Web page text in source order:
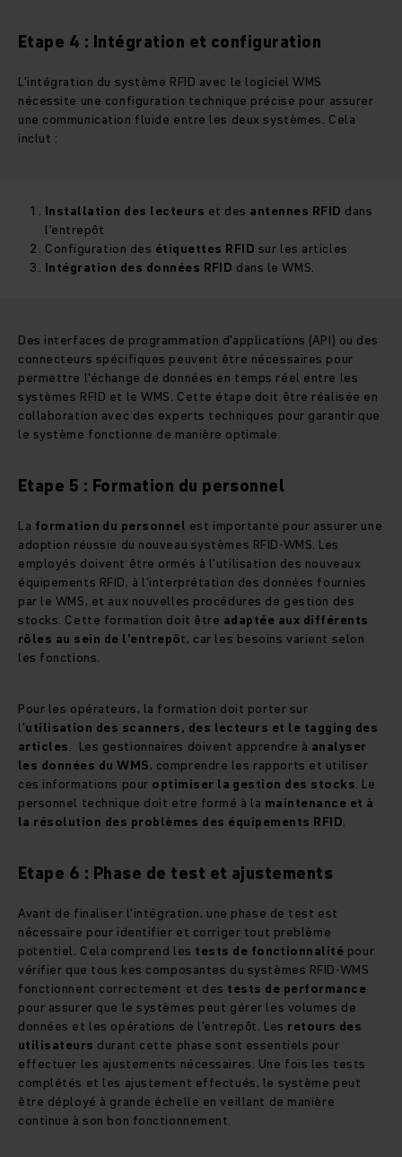
Etape 4 : Intégration et configuration
L'intégration du système RFID avec le logiciel WMS
nécessite une configuration technique précise pour assurer
une communication fluide entre les deux systèmes. Cela
inclut :
Installation des lecteurs et des antennes RFID dans
l'entrepôt
Configuration des étiquettes RFID sur les articles
Intégration des données RFID dans le WMS.
Des interfaces de programmation d'applications (API) ou des
connecteurs spécifiques peuvent être nécessaires pour
permettre l'échange de données en temps réel entre les
systèmes RFID et le WMS. Cette étape doit être réalisée en
collaboration avec des experts techniques pour garantir que
le système fonctionne de manière optimale.
Etape 5 : Formation du personnel
La formation du personnel est importante pour assurer une
adoption réussie du nouveau systèmes RFID-WMS. Les
employés doivent être ormés à l'utilisation des nouveaux
équipements RFID, à l'interprétation des données fournies
par le WMS, et aux nouvelles procédures de gestion des
stocks. Cette formation doit être adaptée aux différents
rôles au sein de l’entrepôt, car les besoins varient selon
les fonctions.
Pour les opérateurs, la formation doit porter sur
l'utilisation des scanners, des lecteurs et le tagging des
articles. Les gestionnaires doivent apprendre à analyser
les données du WMS, comprendre les rapports et utiliser
ces informations pour optimiser la gestion des stocks. Le
personnel technique doit etre formé à la maintenance et à
la résolution des problèmes des équipements RFID.
Etape 6 : Phase de test et ajustements
Avant de finaliser l'intégration, une phase de test est
nécessaire pour identifier et corriger tout preblème
potentiel. Cela comprend les tests de fonctionnalité pour
vérifier que tous kes composantes du systèmes RFID-WMS
fonctionnent correctement et des tests de performance
pour assurer que le systèmes peut gérer les volumes de
données et les opérations de l’entrepôt. Les retours des
utilisateurs durant cette phase sont essentiels pour
effectuer les ajustements nécessaires. Une fois les tests
complétés et les ajustement effectués, le système peut
être déployé à grande échelle en veillant de manière
continue à son bon fonctionnement.